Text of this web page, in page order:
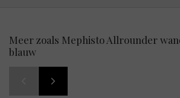
Meer zoals Mephisto Allrounder
blauw